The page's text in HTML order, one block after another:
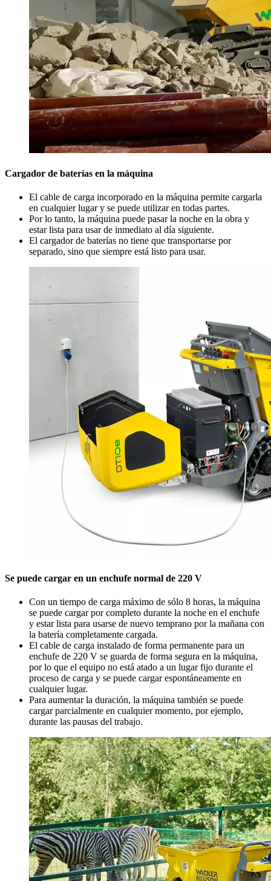
Cargador de baterías en la máquina
El cable de carga incorporado en la máquina permite cargarla
en cualquier lugar y se puede utilizar en todas partes.
Por lo tanto, la máquina puede pasar la noche en la obra y
estar lista para usar de inmediato al día siguiente.
El cargador de baterías no tiene que transportarse por
separado, sino que siempre está listo para usar.
Se puede cargar en un enchufe normal de 220 V
Con un tiempo de carga máximo de sólo 8 horas, la máquina
se puede cargar por completo durante la noche en el enchufe
y estar lista para usarse de nuevo temprano por la mañana con
la batería completamente cargada.
El cable de carga instalado de forma permanente para un
enchufe de 220 V se guarda de forma segura en la máquina,
por lo que el equipo no está atado a un lugar fijo durante el
proceso de carga y se puede cargar espontáneamente en
cualquier lugar.
Para aumentar la duración, la máquina también se puede
cargar parcialmente en cualquier momento, por ejemplo,
durante las pausas del trabajo.